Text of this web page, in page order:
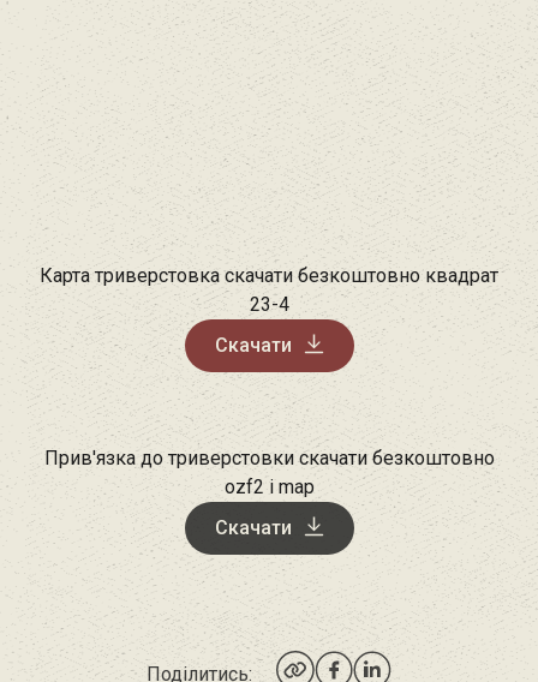
Карта триверстовка скачати безкоштовно квадрат
23-4
Скачати
Прив'язка до триверстовки скачати безкоштовно
ozf2 і map
Скачати
Поділитись: